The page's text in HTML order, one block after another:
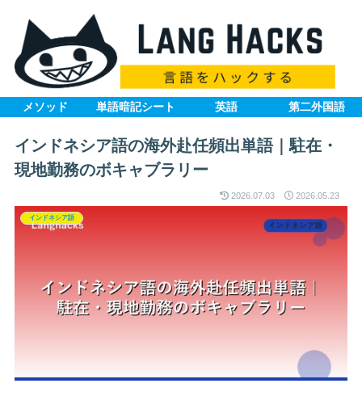
メソッド 単語暗記シート 英語 第二外国語
インドネシア語の海外赴任頻出単語｜駐在・
現地勤務のボキャブラリー
2026.07.03 2026.05.23
インドネシア語